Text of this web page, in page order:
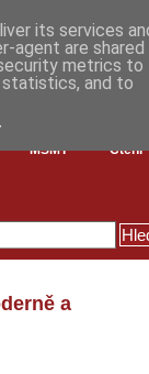
MŠMT Čtení
a
its services
agent are shared
metrics to
statistics, and to